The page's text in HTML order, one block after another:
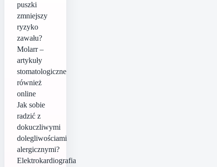
puszki
zmniejszy
ryzyko
zawału?
Molarr –
artykuły
stomatologiczne
również
online
Jak sobie
radzić z
dokuczliwymi
dolegliwościami
alergicznymi?
Elektrokardiografia